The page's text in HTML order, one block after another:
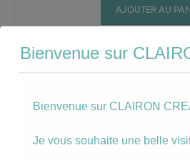
AJOUTER AU
Bienvenue sur
Bienvenue sur CLAIRON
Je vous souhaite une belle